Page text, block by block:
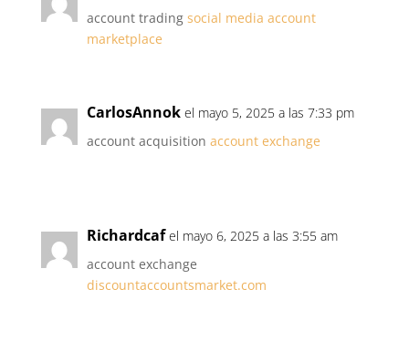
account trading social media account
marketplace
CarlosAnnok el mayo 5, 2025 a las 7:33 pm
account acquisition account exchange
Richardcaf el mayo 6, 2025 a las 3:55 am
account exchange
discountaccountsmarket.com